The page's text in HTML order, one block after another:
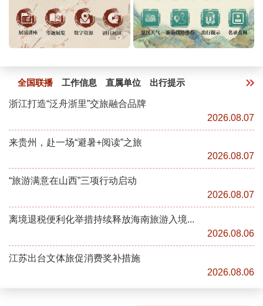
全国联播 工作信息 直属单位 出行提示
浙江打造“泛舟浙里”交旅融合品牌
2026.08.07
来贵州，赴一场“避暑+阅读”之旅
2026.08.07
“旅游满意在山西”三项行动启动
2026.08.07
离境退税便利化举措持续释放海南旅游入境...
2026.08.06
江苏出台文体旅促消费奖补措施
2026.08.06